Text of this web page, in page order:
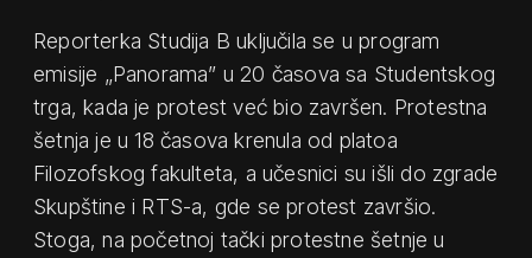
Reporterka Studija B uključila se u program
emisije „Panorama” u 20 časova sa Studentskog
trga, kada je protest već bio završen. Protestna
šetnja je u 18 časova krenula od platoa
Filozofskog fakulteta, a učesnici su išli do zgrade
Skupštine i RTS-a, gde se protest završio.
Stoga, na početnoj tački protestne šetnje u